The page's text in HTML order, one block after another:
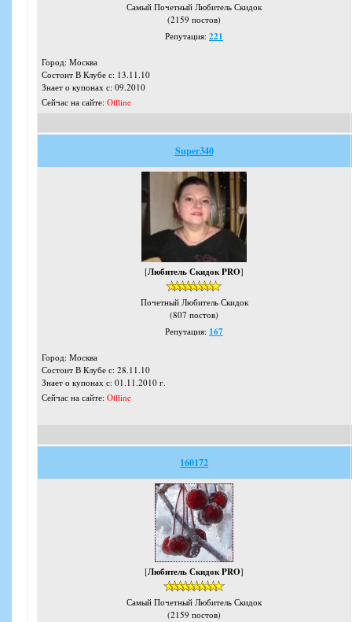
Самый Почетный Любитель Скидок
(2159 постов)
Репутация: 221
Город: Москва
Состоит В Клубе с: 13.11.10
Знает о купонах с: 09.2010
Сейчас на сайте: Offline
Super340
[Любитель Скидок PRO]
Почетный Любитель Скидок
(807 постов)
Репутация: 167
Город: Москва
Состоит В Клубе с: 28.11.10
Знает о купонах с: 01.11.2010 г.
Сейчас на сайте: Offline
160172
[Любитель Скидок PRO]
Самый Почетный Любитель Скидок
(2159 постов)